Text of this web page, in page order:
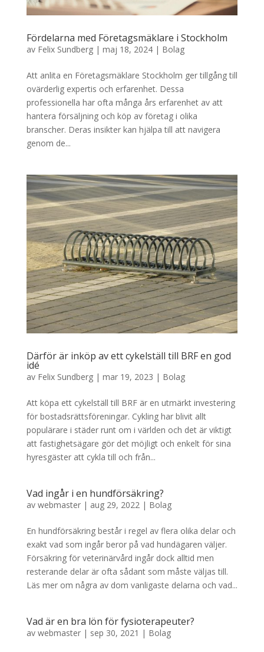
Fördelarna med Företagsmäklare i Stockholm
av Felix Sundberg| maj 18, 2024| Bolag
Att anlita en Företagsmäklare Stockholm ger tillgång till
ovärderlig expertis och erfarenhet. Dessa
professionella har ofta många års erfarenhet av att
hantera försäljning och köp av företag i olika
branscher. Deras insikter kan hjälpa till att navigera
genom de...
Därför är inköp av ett cykelställ till BRF en god
idé
av Felix Sundberg| mar 19, 2023 | Bolag
Att köpa ett cykelställ till BRF är en utmärkt investering
för bostadsrättsföreningar. Cykling har blivit allt
populärare i städer runt om i världen och det är viktigt
att fastighetsägare gör det möjligt och enkelt för sina
hyresgäster att cykla till och från...
Vad ingår i en hundförsäkring?
av webmaster| aug 29, 2022 | Bolag
En hundförsäkring består i regel av flera olika delar och
exakt vad som ingår beror på vad hundägaren väljer.
Försäkring för veterinärvård ingår dock alltid men
resterande delar är ofta sådant som måste väljas till.
Läs mer om några av dom vanligaste delarna och vad...
Vad är en bra lön för fysioterapeuter?
av webmaster| sep 30, 2021 | Bolag